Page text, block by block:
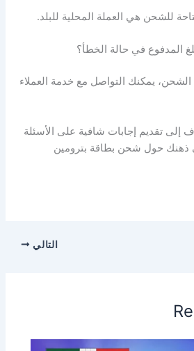
للشحن هي العملة المحلية للبلد.
المدفوع في حالة الخطأ؟
يمكنك التواصل مع خدمة العملاء
إلى تقديم إجابات شافية على الأسئلة
ذهنك حول شحن بطاقة بترومين
التالي